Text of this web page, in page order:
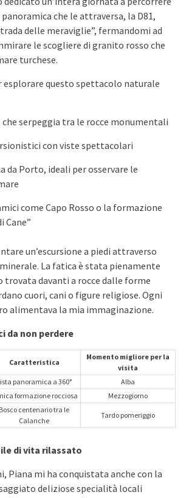
che le attraversa, la D81,
delle meraviglie”, fermandomi ad
le scogliere di granito rosso che
turchese.
esplorare questo spettacolo naturale
che serpeggia tra le rocce monumentali
con viste spettacolari
da Porto, ideali per osservare le
come Capo Rosso o la formazione
Cane”
un’escursione a piedi attraverso
La fatica è stata pienamente
trovata davanti a rocce dalle forme
cuori, cani o figure religiose. Ogni
alimentava la mia immaginazione.
da non perdere
Caratteristica
Momento migliore per la
visita
panoramica a 360°
Alba
formazione rocciosa Mezzogiorno
Bosco centenario tra le
Calanche
Tardo pomeriggio
di vita rilassato
Piana mi ha conquistata anche con la
deliziose specialità locali